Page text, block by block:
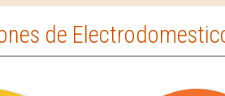
de